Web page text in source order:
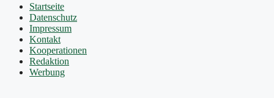
Startseite
Datenschutz
Impressum
Kontakt
Kooperationen
Redaktion
Werbung